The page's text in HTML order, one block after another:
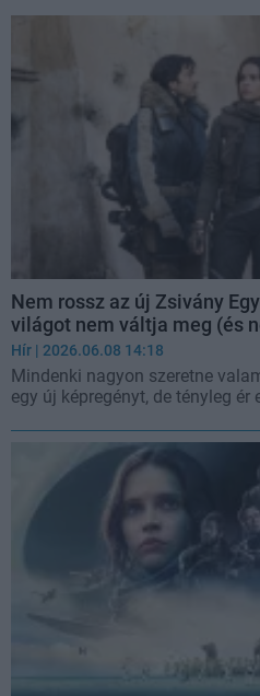
Nem rossz az új Zsivány
világot nem váltja meg (és
Hír | 2026.06.08 14:18
Mindenki nagyon szeretne
egy új képregényt, de tényleg ér